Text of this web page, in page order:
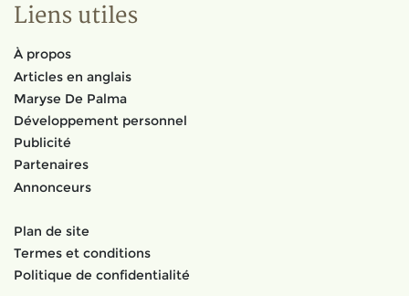
Liens utiles
À propos
Articles en anglais
Maryse De Palma
Développement personnel
Publicité
Partenaires
Annonceurs
Plan de site
Termes et conditions
Politique de confidentialité